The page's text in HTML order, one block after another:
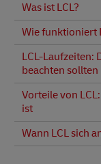
Was ist LCL?
Wie funktioniert
LCL-Laufzeiten:
beachten sollten
Vorteile von
ist
Wann LCL sich